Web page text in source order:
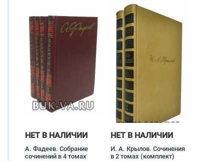
НЕТ В НАЛИЧИИ
А. Фадеев. Собрание
сочинений в 4 томах
НЕТ В НАЛИЧИИ
И. А. Крылов. Сочинения
в 2 томах (комплект)